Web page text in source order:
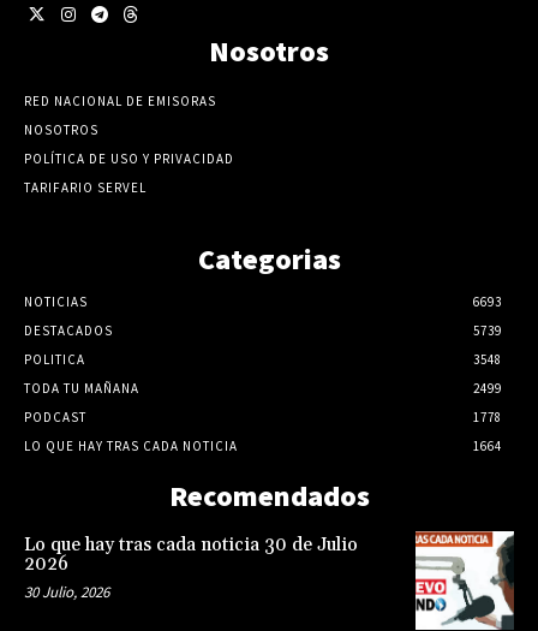
Nosotros
RED NACIONAL DE EMISORAS
NOSOTROS
POLÍTICA DE USO Y PRIVACIDAD
TARIFARIO SERVEL
Categorias
NOTICIAS
6693
DESTACADOS
5739
POLITICA
3548
TODA TU MAÑANA
2499
PODCAST
1778
LO QUE HAY TRAS CADA NOTICIA
1664
Recomendados
Lo que hay tras cada noticia 30 de Julio
2026
30 Julio, 2026